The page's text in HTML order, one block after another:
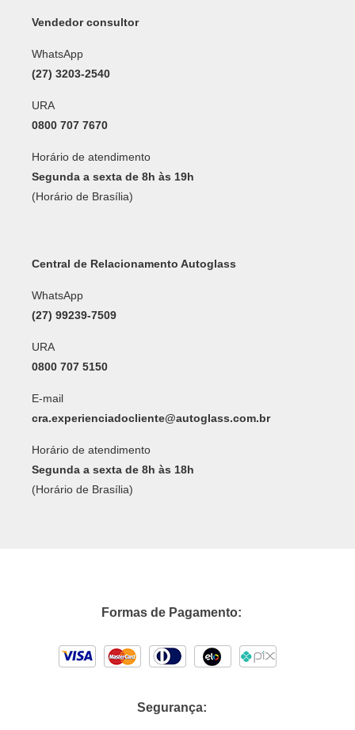
Vendedor consultor
WhatsApp
(27) 3203-2540
URA
0800 707 7670
Horário de atendimento
Segunda a sexta de 8h às 19h
(Horário de Brasília)
Central de Relacionamento Autoglass
WhatsApp
(27) 99239-7509
URA
0800 707 5150
E-mail
cra.experienciadocliente@autoglass.com.br
Horário de atendimento
Segunda a sexta de 8h às 18h
(Horário de Brasília)
Formas de Pagamento:
Segurança: